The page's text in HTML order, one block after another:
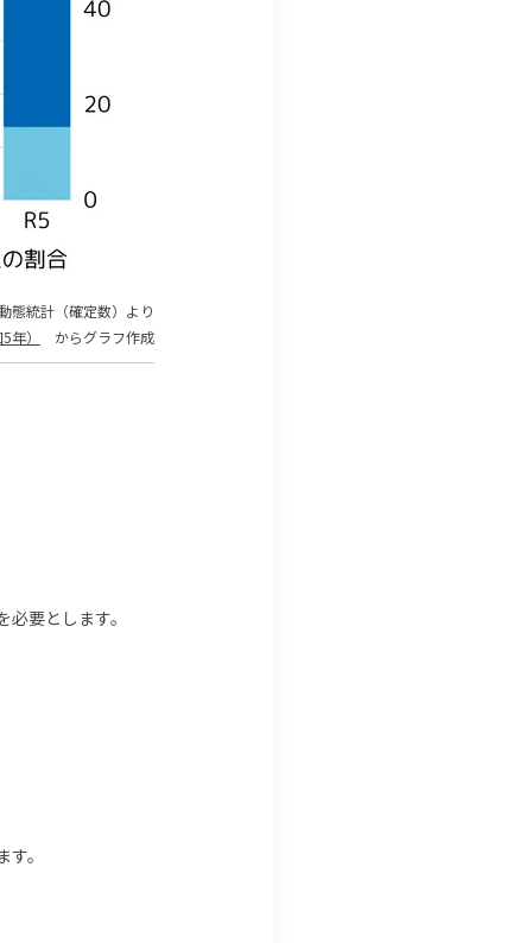
態統計（確定数）より
）
からグラフ作成
要とします。
。